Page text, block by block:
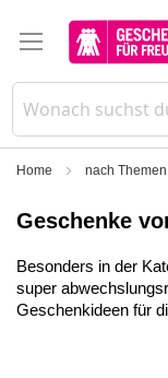
Home nach Themen
Geschenke
Besonders in der
super
Geschenkideen für
In dieser